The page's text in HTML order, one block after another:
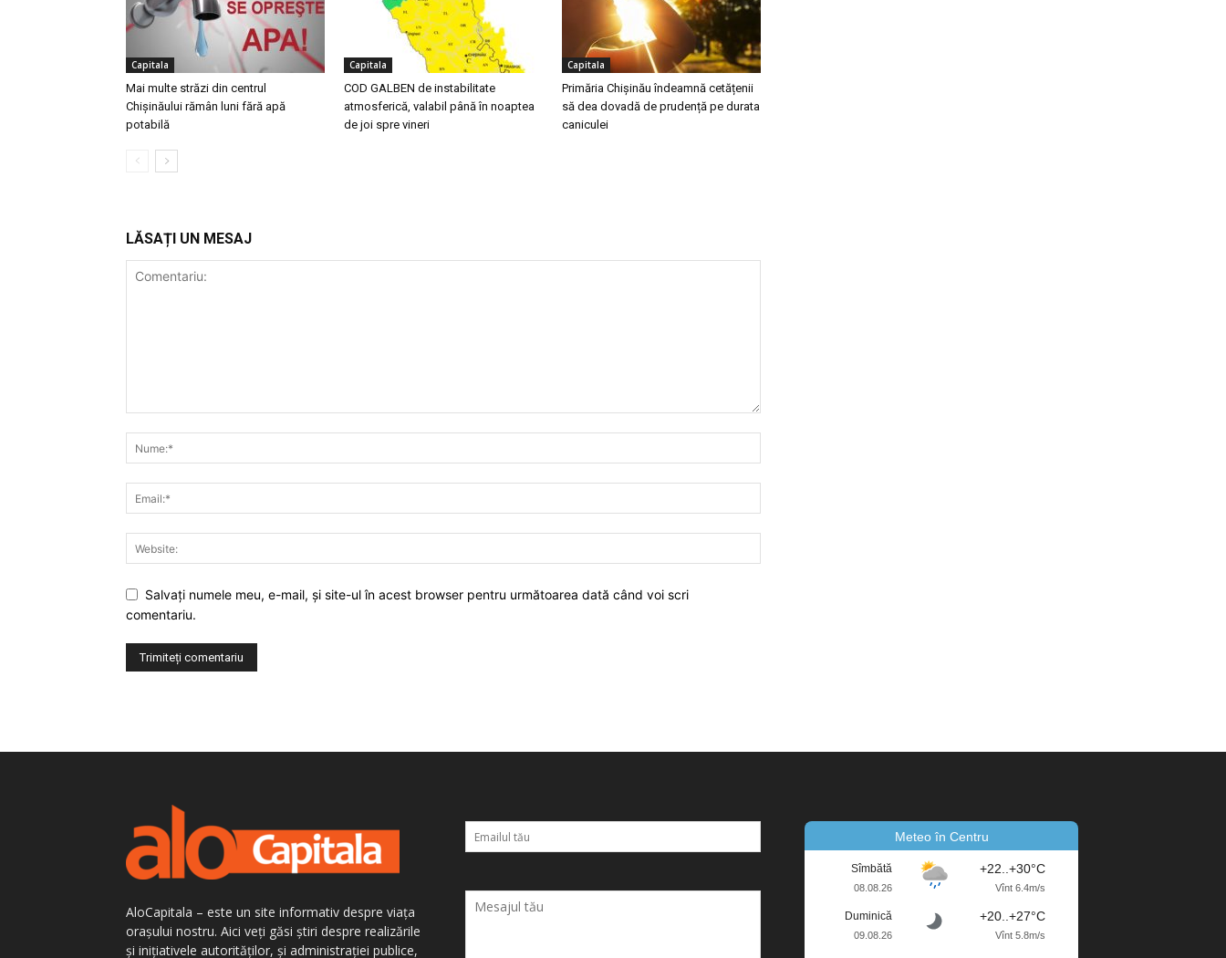
Capitala
Mai multe străzi din centrul
Chișinăului rămân luni fără apă
potabilă
Capitala
COD GALBEN de instabilitate
atmosferică, valabil până în noaptea
de joi spre vineri
Capitala
Primăria Chișinău îndeamnă cetățenii
să dea dovadă de prudență pe durata
caniculei
LĂSAȚI UN MESAJ
Salvaţi numele meu, e-mail, şi site-ul în acest browser pentru următoarea dată când voi scri
comentariu.
AloCapitala – este un site informativ despre viața
orașului nostru. Aici veți găsi știri despre realizările
și inițiativele autorităților, și administrației publice,
Meteo în Centru
Sîmbătă
08.08.26
+22..+30°C
Vînt 6.4m/s
Duminică
09.08.26
+20..+27°C
Vînt 5.8m/s